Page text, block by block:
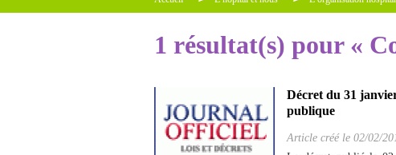
1 résultat(s) pour «
Décret du 31
publique
Article créé le 02/02/